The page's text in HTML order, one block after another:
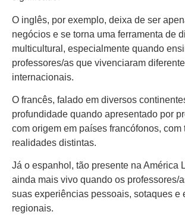
O inglês, por exemplo, deixa de ser
negócios e se torna uma ferramenta de
multicultural, especialmente quando
professores/as que vivenciaram
internacionais.
O francês, falado em diversos
profundidade quando apresentado por
com origem em países francófonos, com
realidades distintas.
Já o espanhol, tão presente na América
ainda mais vivo quando os professores/
suas experiências pessoais, sotaques e
regionais.